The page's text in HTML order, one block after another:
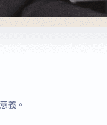
義。